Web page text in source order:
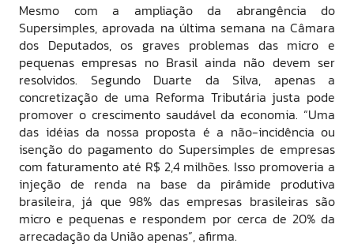
Mesmo com a ampliação da abrangência do
Supersimples, aprovada na última semana na Câmara
dos Deputados, os graves problemas das micro e
pequenas empresas no Brasil ainda não devem ser
resolvidos. Segundo Duarte da Silva, apenas a
concretização de uma Reforma Tributária justa pode
promover o crescimento saudável da economia. “Uma
das idéias da nossa proposta é a não-incidência ou
isenção do pagamento do Supersimples de empresas
com faturamento até R$ 2,4 milhões. Isso promoveria a
injeção de renda na base da pirâmide produtiva
brasileira, já que 98% das empresas brasileiras são
micro e pequenas e respondem por cerca de 20% da
arrecadação da União apenas”, afirma.